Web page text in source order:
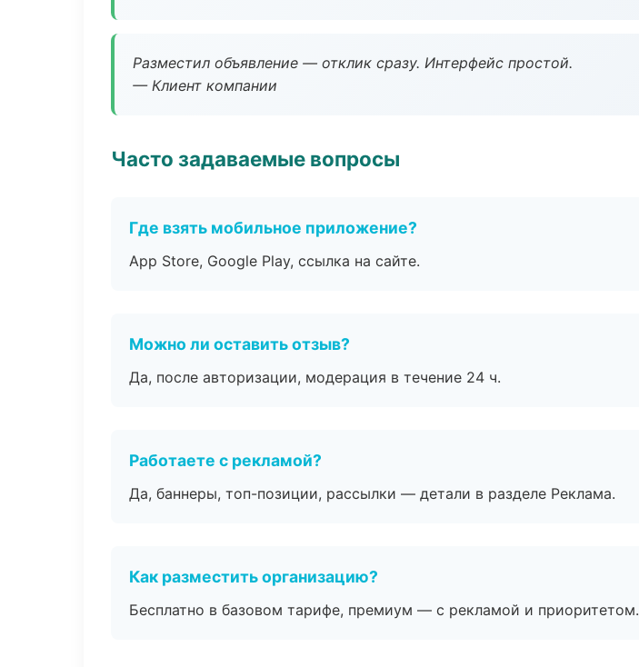
Разместил объявление — отклик сразу. Интерфейс простой.
— Клиент компании
Часто задаваемые вопросы
Где взять мобильное приложение?
App Store, Google Play, ссылка на сайте.
Можно ли оставить отзыв?
Да, после авторизации, модерация в течение 24 ч.
Работаете с рекламой?
Да, баннеры, топ-позиции, рассылки — детали в разделе Реклама.
Как разместить организацию?
Бесплатно в базовом тарифе, премиум — с рекламой и приоритетом.